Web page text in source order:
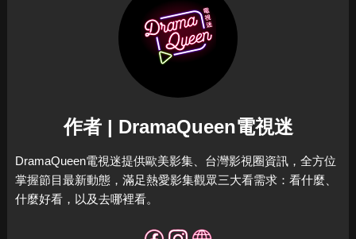
作者 | DramaQueen電視迷
DramaQueen電視迷提供歐美影集、台灣影視圈資訊，全方位
掌握節目最新動態，滿足熱愛影集觀眾三大看需求：看什麼、
什麼好看，以及去哪裡看。